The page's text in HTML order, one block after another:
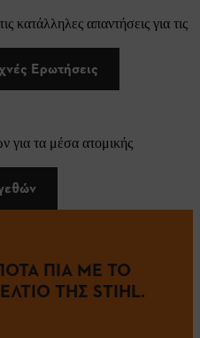
κατάλληλες απαντήσεις για τις
Ερωτήσεις
για τα μέσα ατομικής
ΠΙΑ ΜΕ ΤΟ
ΤΗΣ STIHL.